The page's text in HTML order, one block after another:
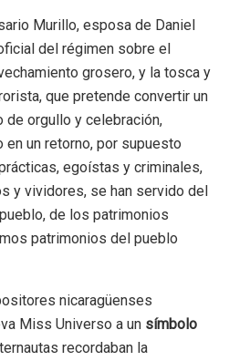
Murillo, esposa de Daniel
del régimen sobre el
grosero, y la tosca y
que pretende convertir un
de orgullo y celebración,
en un retorno, por supuesto
egoístas y criminales,
y vividores, se han servido del
de los patrimonios
patrimonios del pueblo
nicaragüenses
Miss Universo a un símbolo
recordaban la